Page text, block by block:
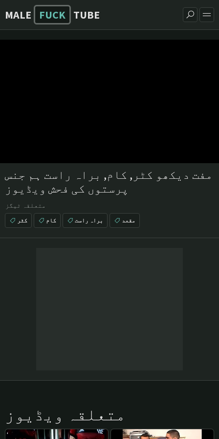
MALE FUCK TUBE
مفت دیکھو کٹر, کام, براہ راست ہم جنس
پرستوں کی فحش ویڈیوز
متعلقہ ٹیگز
کٹر کام براہ راست مقعد
متعلقہ ویڈیوز